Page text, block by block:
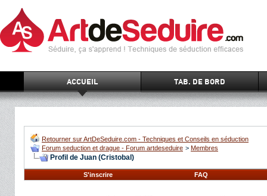
ACCUEIL TAB. DE BORD
Retourner sur ArtDeSeduire.com - Techniques et Conseils en séduction
Forum seduction et drague - Forum artdeseduire > Membres
Profil de Juan (Cristobal)
S'inscrire FAQ